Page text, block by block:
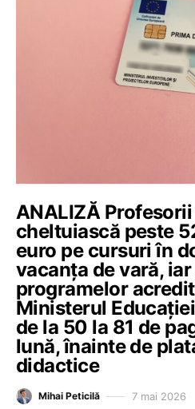
ANALIZĂ
cheltuiască peste
euro pe cursuri în
vacanța de vară,
programelor
Ministerul
de la 50 la 81 de
lună, înainte de
didactice
Mihai Peticilă 7 mai 2026